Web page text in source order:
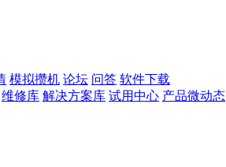
模拟攒机 论坛 问答 软件下载
维修库 解决方案库 试用中心 产品微动态